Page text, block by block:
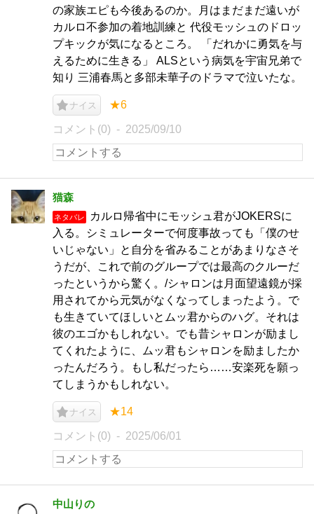
の家族エピも今後あるのか。月はまだまだ遠いが
カルロ不参加の着地訓練と 代役モッシュのドロッ
プキックが気になるところ。 「だれかに勇気を与
えるために生きる」 ALSという病気を宇宙兄弟で
知り 三浦春馬と多部未華子のドラマで泣いたな。
ナイス ★6
コメント(0) 2025/09/10
猫森
ネタバレ
カルロ帰省中にモッシュ君がJOKERSに
入る。シミュレーターで何度事故っても「僕のせ
いじゃない」と自分を省みることがあまりなさそ
うだが、これで前のグループでは最高のクルーだ
ったというから驚く。/シャロンは月面望遠鏡が採
用されてから元気がなくなってしまったよう。で
も生きていてほしいとムッ君からのハグ。それは
彼のエゴかもしれない。でも昔シャロンが励まし
てくれたように、ムッ君もシャロンを励ましたか
ったんだろう。もし私だったら……安楽死を願っ
てしまうかもしれない。
ナイス ★14
コメント(0) 2025/06/01
中山りの